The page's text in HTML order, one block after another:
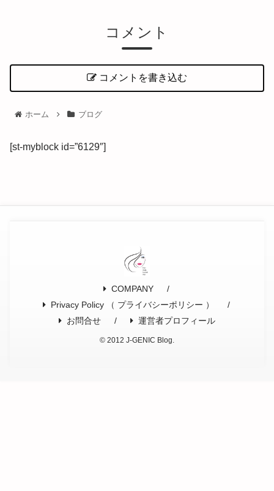
コメント
コメントを書き込む
ホーム ブログ
[st-myblock id=”6129″]
COMPANY
Privacy Policy （ プライバシーポリシー ）
お問合せ
運営者プロフィール
© 2012 J-GENIC Blog.